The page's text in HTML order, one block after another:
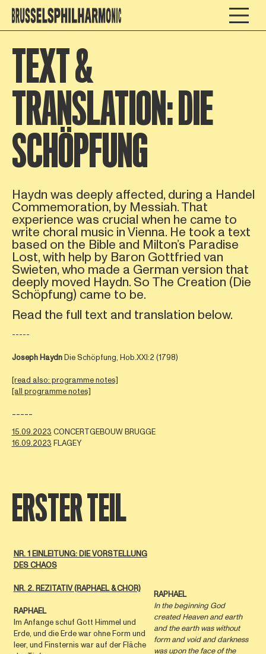
TEXT &
TRANSLATION: DIE
SCHÖPFUNG
Haydn was deeply affected, during a Handel
Commemoration, by Messiah. That
experience was crucial when he came to
write choral music in Vienna. He took a text
based on the Bible and Milton’s Paradise
Lost, with help by Baron Gottfried van
Swieten, who made a German version that
deeply moved Haydn. So The Creation (Die
Schöpfung) came to be.
Read the full text and translation below.
-----
Joseph HaydnDie Schöpfung, Hob.XXI:2 (1798)
[read also: programme notes]
[all programme notes]
-----
15.09.2023 CONCERTGEBOUW BRUGGE
16.09.2023 FLAGEY
ERSTER TEIL
NR. 1 EINLEITUNG: DIE VORSTELLUNG
DES CHAOS
NR. 2. REZITATIV (RAPHAEL & CHOR)
RAPHAEL
Im Anfange schuf Gott Himmel und
Erde, und die Erde war ohne Form und
leer, und Finsternis war auf der Fläche
RAPHAEL
In the beginning God
created Heaven and earth
and the earth was without
form and void and darkness
was upon the face of the